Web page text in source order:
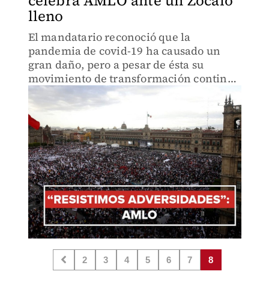
lleno
El mandatario reconoció que la
pandemia de covid-19 ha causado un
gran daño, pero a pesar de ésta su
movimiento de transformación continúa
avanzando.
2 3 4 5 6 7 8